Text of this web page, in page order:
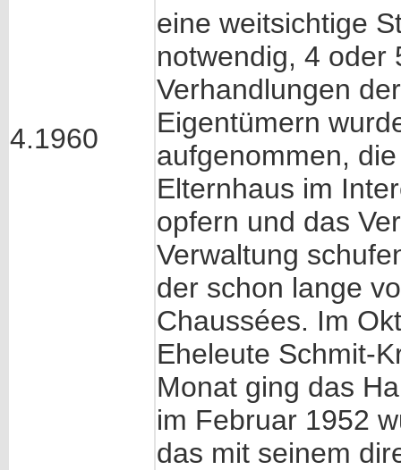
4.1960
eine weitsichtige
notwendig, 4 oder
Verhandlungen
Eigentümern
aufgenommen,
Elternhaus im
opfern und das
Verwaltung
der schon lange
Chaussées. Im
Eheleute Schmit-
Monat ging das
im Februar 1952
das mit seinem